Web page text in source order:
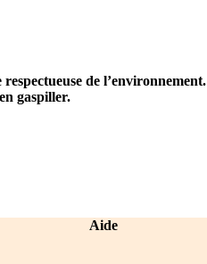
de l’environnement.
gaspiller.
Aide